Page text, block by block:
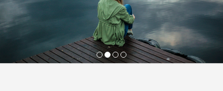
1 2 3 4